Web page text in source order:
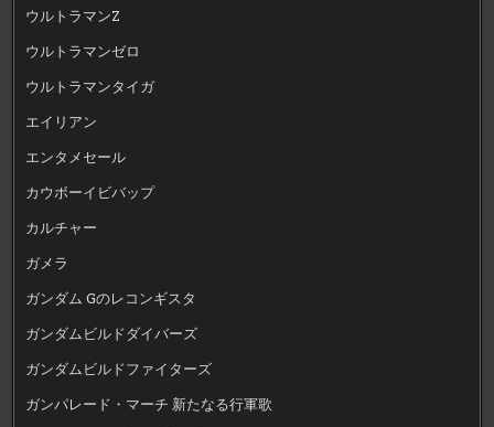
ウルトラマンZ
ウルトラマンゼロ
ウルトラマンタイガ
エイリアン
エンタメセール
カウボーイビバップ
カルチャー
ガメラ
ガンダム Gのレコンギスタ
ガンダムビルドダイバーズ
ガンダムビルドファイターズ
ガンパレード・マーチ 新たなる行軍歌